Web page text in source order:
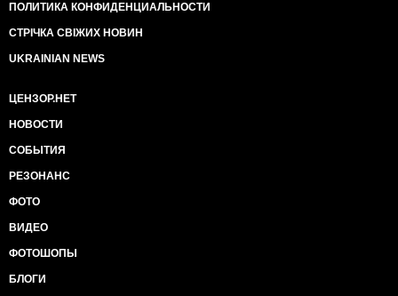
ПОЛИТИКА КОНФИДЕНЦИАЛЬНОСТИ
СТРІЧКА СВІЖИХ НОВИН
UKRAINIAN NEWS
ЦЕНЗОР.НЕТ
НОВОСТИ
СОБЫТИЯ
РЕЗОНАНС
ФОТО
ВИДЕО
ФОТОШОПЫ
БЛОГИ